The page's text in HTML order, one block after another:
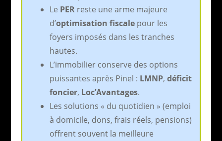
Le PERreste une arme majeure
d’optimisation fiscalepour les
foyers imposés dans les tranches
hautes.
L’immobilier conserve des options
puissantes après Pinel : LMNP, déficit
foncier, Loc’Avantages.
Les solutions « du quotidien » (emploi
à domicile, dons, frais réels, pensions)
offrent souvent la meilleure